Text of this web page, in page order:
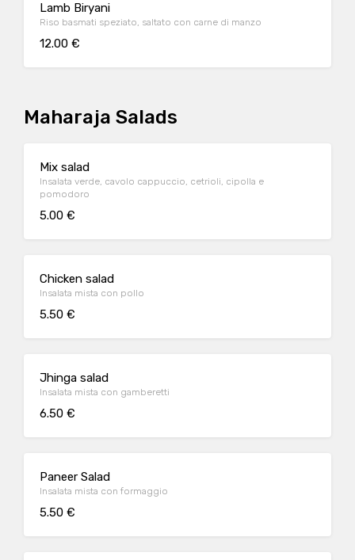
Lamb Biryani
Riso basmati speziato, saltato con carne di manzo
12.00 €
Maharaja Salads
Mix salad
Insalata verde, cavolo cappuccio, cetrioli, cipolla e
pomodoro
5.00 €
Chicken salad
Insalata mista con pollo
5.50 €
Jhinga salad
Insalata mista con gamberetti
6.50 €
Paneer Salad
Insalata mista con formaggio
5.50 €